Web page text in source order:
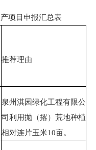
项目申报汇总表
推荐理由
泉州淇园绿化工程有限公
司利用抛（撂）荒地种植
相对连片玉米10亩。